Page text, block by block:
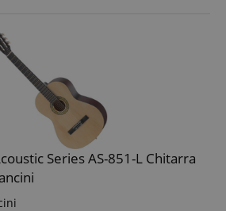
Series AS-851-L Chitarra